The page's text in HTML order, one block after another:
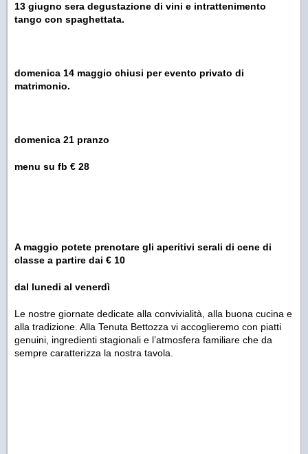
13 giugno sera degustazione di vini e intrattenimento
tango con spaghettata.
domenica 14 maggio chiusi per evento privato di
matrimonio.
domenica 21 pranzo
menu su fb € 28
A maggio potete prenotare gli aperitivi serali di cene di
classe a partire dai € 10
dal lunedi al venerdì
Le nostre giornate dedicate alla convivialità, alla buona cucina e
alla tradizione. Alla Tenuta Bettozza vi accoglieremo con piatti
genuini, ingredienti stagionali e l’atmosfera familiare che da
sempre caratterizza la nostra tavola.